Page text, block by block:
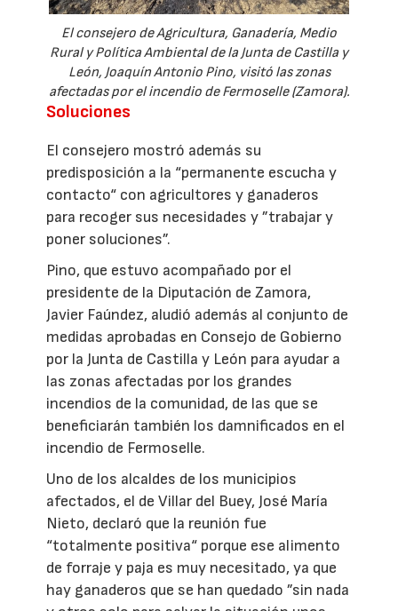
El consejero de Agricultura, Ganadería, Medio
Rural y Política Ambiental de la Junta de Castilla y
León, Joaquín Antonio Pino, visitó las zonas
afectadas por el incendio de Fermoselle (Zamora).
Soluciones
El consejero mostró además su
predisposición a la “permanente escucha y
contacto“ con agricultores y ganaderos
para recoger sus necesidades y ”trabajar y
poner soluciones”.
Pino, que estuvo acompañado por el
presidente de la Diputación de Zamora,
Javier Faúndez, aludió además al conjunto de
medidas aprobadas en Consejo de Gobierno
por la Junta de Castilla y León para ayudar a
las zonas afectadas por los grandes
incendios de la comunidad, de las que se
beneficiarán también los damnificados en el
incendio de Fermoselle.
Uno de los alcaldes de los municipios
afectados, el de Villar del Buey, José María
Nieto, declaró que la reunión fue
“totalmente positiva“ porque ese alimento
de forraje y paja es muy necesitado, ya que
hay ganaderos que se han quedado ”sin nada